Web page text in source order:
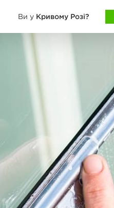
Ви у Кривому Розі?